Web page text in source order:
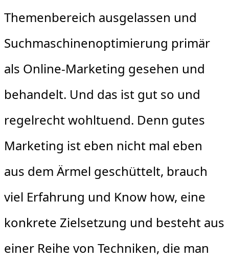
Themenbereich ausgelassen und
Suchmaschinenoptimierung primär
als Online-Marketing gesehen und
behandelt. Und das ist gut so und
regelrecht wohltuend. Denn gutes
Marketing ist eben nicht mal eben
aus dem Ärmel geschüttelt, brauch
viel Erfahrung und Know how, eine
konkrete Zielsetzung und besteht aus
einer Reihe von Techniken, die man